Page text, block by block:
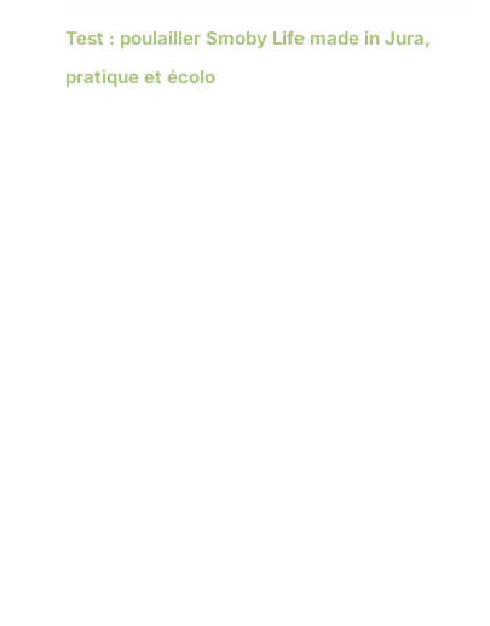
Test : poulailler Smoby Life made in Jura,
pratique et écolo